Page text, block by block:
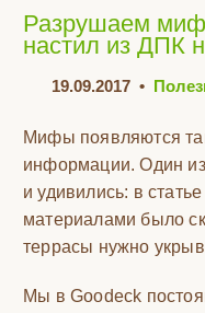
Разрушаем
настил из ДПК
19.09.2017 •
Мифы появляются
информации. Один
и удивились: в
материалами было
террасы нужно
Мы в Goodeck